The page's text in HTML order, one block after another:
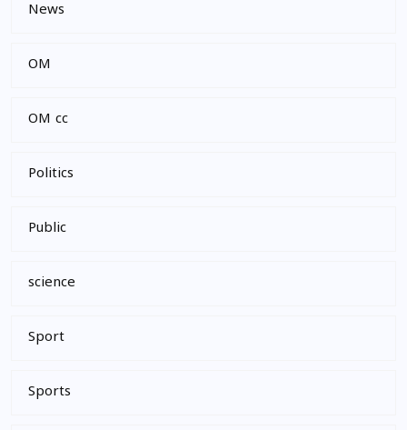
News
OM
OM cc
Politics
Public
science
Sport
Sports